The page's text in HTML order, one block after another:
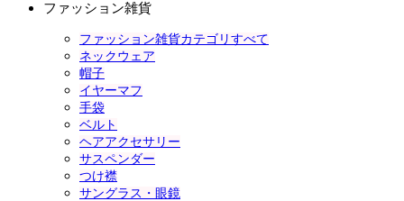
ファッション雑貨
ファッション雑貨カテゴリすべて
ネックウェア
帽子
イヤーマフ
手袋
ベルト
ヘアアクセサリー
サスペンダー
つけ襟
サングラス・眼鏡